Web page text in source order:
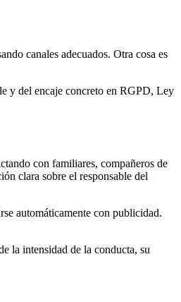
canales adecuados. Otra cosa es
y del encaje concreto en RGPD, Ley
con familiares, compañeros de
clara sobre el responsable del
automáticamente con publicidad.
la intensidad de la conducta, su